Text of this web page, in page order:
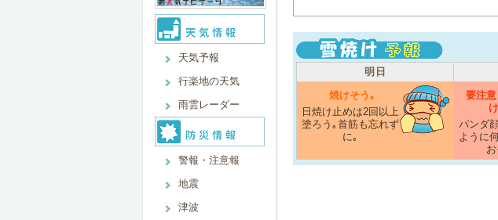
天気予報
行楽地の天気
雨雲レーダー
警報・注意報
地震
津波
明日
焼けそう｡
日焼け止めは2回以上
塗ろう｡首筋も忘れず
に｡
要注
パンダ
ように